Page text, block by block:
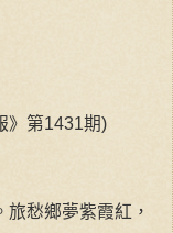
》第1431期)
愁鄉夢紫霞紅，